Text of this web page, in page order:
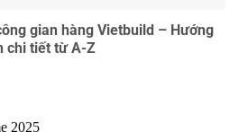
gian hàng Vietbuild – Hướng
chi tiết từ A-Z